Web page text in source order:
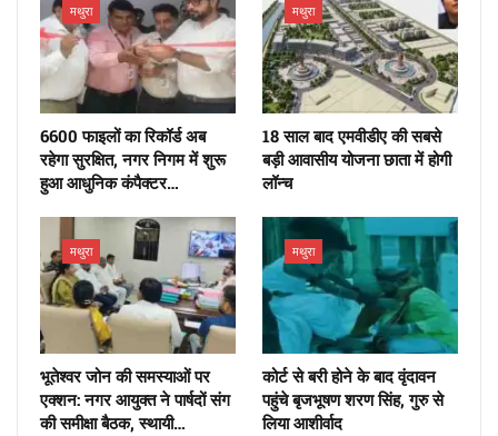
मथुरा
6600 फाइलों का रिकॉर्ड अब
रहेगा सुरक्षित, नगर निगम में शुरू
हुआ आधुनिक कंपैक्टर…
मथुरा
18 साल बाद एमवीडीए की सबसे
बड़ी आवासीय योजना छाता में होगी
लॉन्च
मथुरा
भूतेश्वर जोन की समस्याओं पर
एक्शन: नगर आयुक्त ने पार्षदों संग
की समीक्षा बैठक, स्थायी…
मथुरा
कोर्ट से बरी होने के बाद वृंदावन
पहुंचे बृजभूषण शरण सिंह, गुरु से
लिया आशीर्वाद